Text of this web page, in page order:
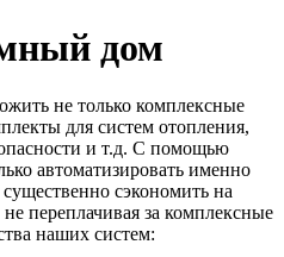
дом
не только комплексные
для систем отопления,
и т.д. С помощью
автоматизировать именно
сэкономить на
переплачивая за комплексные
наших систем: